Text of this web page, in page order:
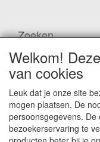
Zoeken
Waar ben je naar
Welkom!
van cookies
Leuk dat je onze site
mogen plaatsen. De
persoonsgegevens.
bezoekerservaring te